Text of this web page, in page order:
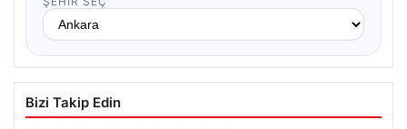
Bizi Takip Edin